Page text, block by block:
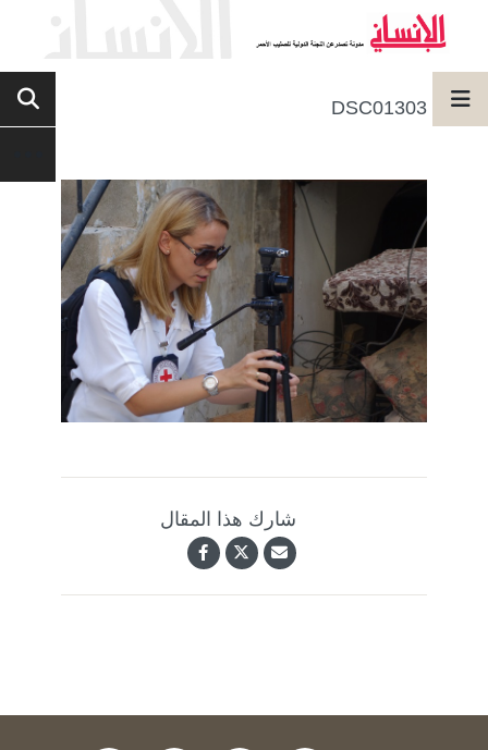
DSC01303
شارك هذا المقال